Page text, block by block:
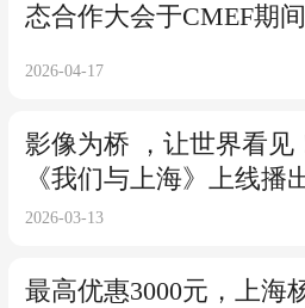
态合作大会于CMEF期
2026-04-17
影像为桥 ，让世界看见
《我们与上海》上线播
2026-03-13
最高优惠3000元，上海